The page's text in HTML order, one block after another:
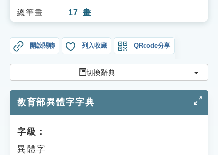
單字索引
遊戲專區
教學應用
貓頭鷹博士
總筆畫 17 畫
開啟關聯 列入收藏 QRcode分享
切換辭典 切換
教育部異體字字典
字級：
異體字